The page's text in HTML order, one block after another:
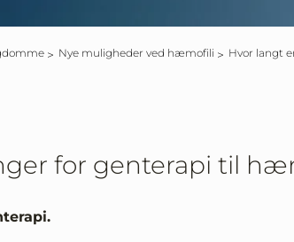
Nye muligheder ved hæmofili Hvor
for genterapi til